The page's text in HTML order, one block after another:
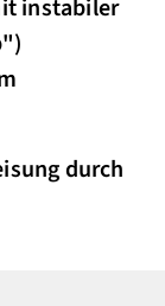
instabiler
durch